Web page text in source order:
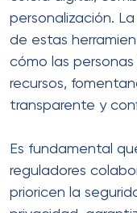
personalización.
de estas
cómo las
recursos,
transparente y
Es fundamental
reguladores
prioricen la